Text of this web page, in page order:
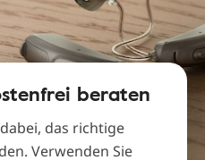
beraten
das richtige
Verwenden Sie